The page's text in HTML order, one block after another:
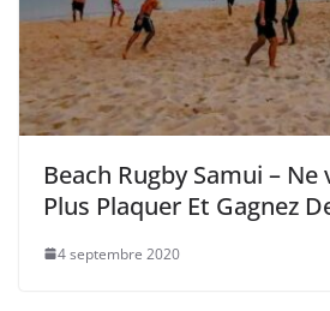
Beach Rugby Samui – Ne
Plus Plaquer Et Gagnez
4 septembre 2020